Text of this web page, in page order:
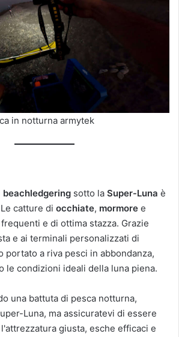
in notturna armytek
beachledgering sotto la Super-Luna è
catture di occhiate, mormore e
e di ottima stazza. Grazie
e ai terminali personalizzati di
portato a riva pesci in abbondanza,
le condizioni ideali della luna piena.
una battuta di pesca notturna,
Luna, ma assicuratevi di essere
giusta, esche efficaci e